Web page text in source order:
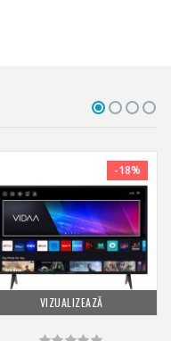
VIZUALIZEAZĂ
-18%